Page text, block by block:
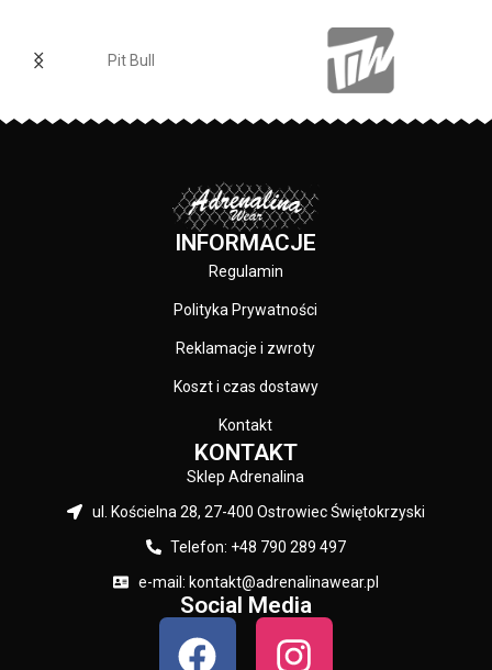
bawełna / 20% poliester
naszywka z logo marki - duża
przednia kieszeń typu kangurka -
wysokiej jakości nieścieralne
Pit Bull
INFORMACJE
Regulamin
Polityka Prywatności
Reklamacje i zwroty
Koszt i czas dostawy
Kontakt
KONTAKT
Sklep Adrenalina
ul. Kościelna 28, 27-400 Ostrowiec Świętokrzyski
Telefon: +48 790 289 497
e-mail: kontakt@adrenalinawear.pl
Social Media